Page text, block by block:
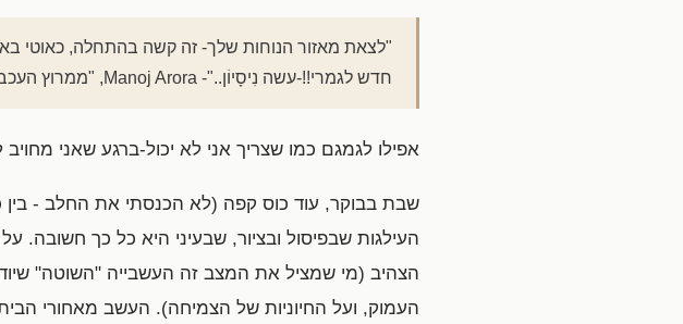
"לצאת מאזור הנוחות שלך- זה קשה בהתחלה, כאוטי
חדש לגמרי!!-עשה נִיסָיוֹן.."- Manoj Arora, "ממרוץ העכברוש לחופש כלכלי"
אפילו לגמגם כמו שצריך אני לא יכול-ברגע שאני
שבת בבוקר, עוד כוס קפה (לא הכנסתי את החלב -
העילגות שבפיסול ובציור, שבעיני היא כל כך חשובה.
הצהיב (מי שמציל את המצב זה העשבייה "השוטה"
העמוק, ועל החיוניות של הצמיחה). העשב מאחורי